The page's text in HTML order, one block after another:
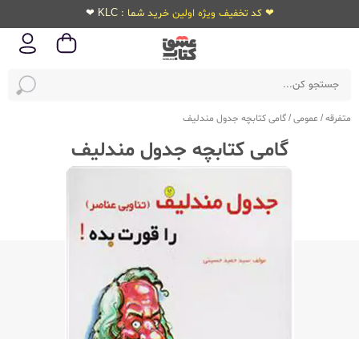
❤ کد تخفیف ویژه اولین خرید شما : KLC ❤
متفرقه/ عمومی/گامی کتابچه جدول مندلیف
گامی کتابچه جدول مندلیف